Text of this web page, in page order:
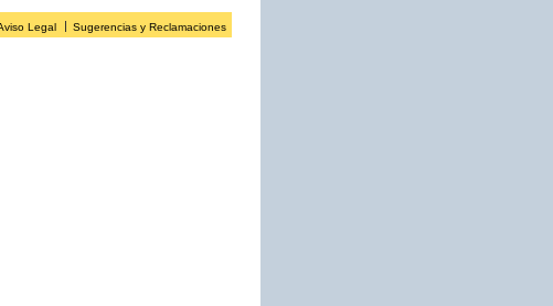
Legal Sugerencias y Reclamaciones